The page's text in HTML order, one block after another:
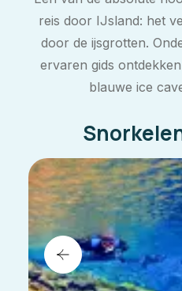
reis door IJsland: het
door de ijsgrotten.
ervaren gids
blauwe ice